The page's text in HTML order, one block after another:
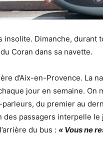
Dimanche, durant
Coran dans sa navette.
d’Aix-en-Provence. La
jour en semaine. On
du premier au
passagers interpelle le
du bus : « Vous ne